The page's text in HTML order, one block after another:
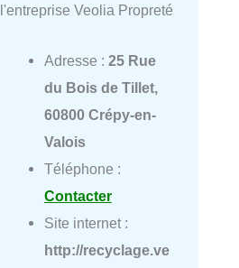
l'entreprise Veolia Propreté
Adresse : 25 Rue
du Bois de Tillet,
60800 Crépy-en-
Valois
Téléphone :
Contacter
Site internet :
http://recyclage.ve